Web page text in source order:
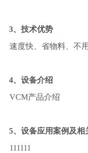
3、 技术优势
速度快、省物料、不
4、 设备介绍
VCM产品介绍
5、 设备应用案例及相
111111